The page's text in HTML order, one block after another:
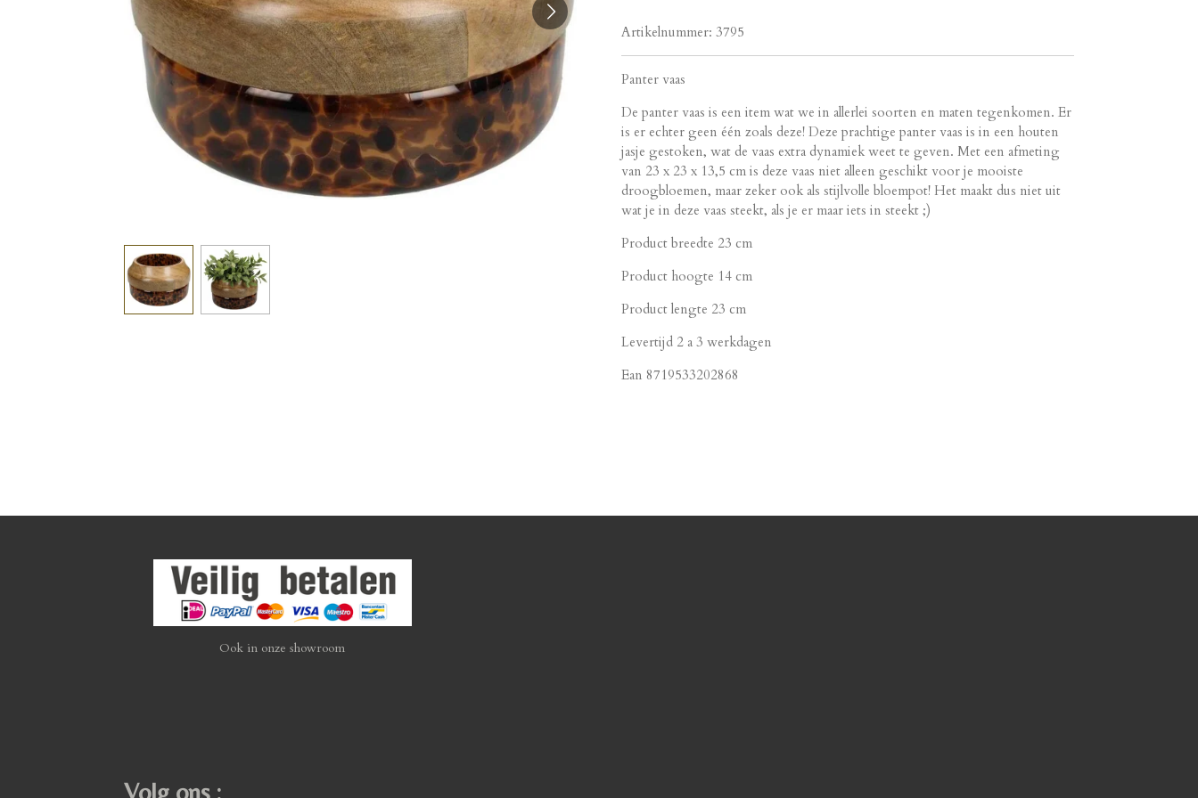
Artikelnummer: 3795
Panter vaas
De panter vaas is een item wat we in allerlei soorten en maten tegenkomen. Er
is er echter geen één zoals deze! Deze prachtige panter vaas is in een houten
jasje gestoken, wat de vaas extra dynamiek weet te geven. Met een afmeting
van 23 x 23 x 13,5 cm is deze vaas niet alleen geschikt voor je mooiste
droogbloemen, maar zeker ook als stijlvolle bloempot! Het maakt dus niet uit
wat je in deze vaas steekt, als je er maar iets in steekt ;)
Product breedte 23 cm
Product hoogte 14 cm
Product lengte 23 cm
Levertijd 2 a 3 werkdagen
Ean 8719533202868
Ook in onze showroom
Volg ons :